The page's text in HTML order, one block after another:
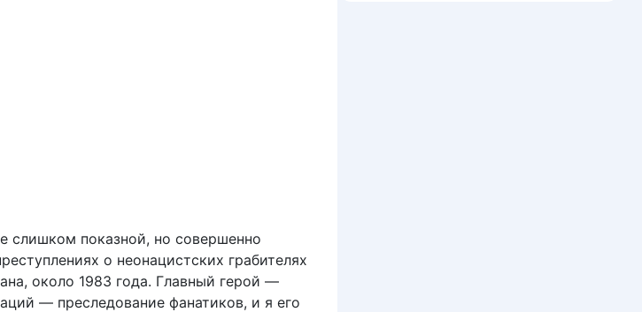
слишком показной, но совершенно
о неонацистских грабителях
около 1983 года. Главный герой —
— преследование фанатиков, и я его